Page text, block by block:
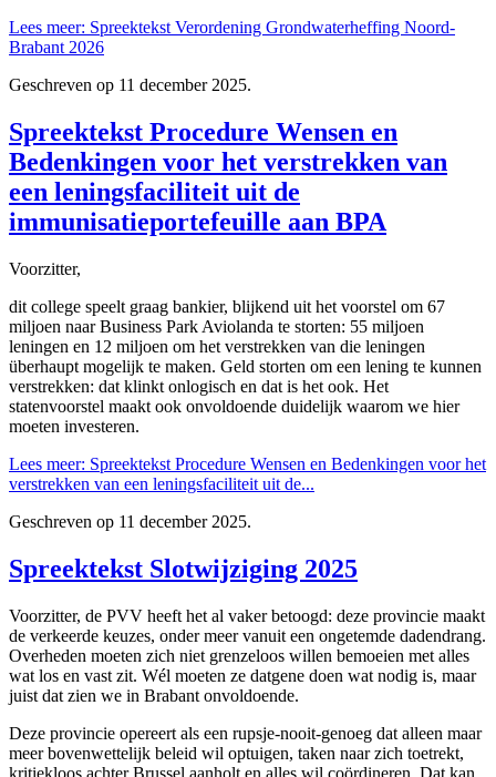
Lees meer: Spreektekst Verordening Grondwaterheffing Noord-
Brabant 2026
Geschreven op 11 december 2025.
Spreektekst Procedure Wensen en
Bedenkingen voor het verstrekken van
een leningsfaciliteit uit de
immunisatieportefeuille aan BPA
Voorzitter,
dit college speelt graag bankier, blijkend uit het voorstel om 67
miljoen naar Business Park Aviolanda te storten: 55 miljoen
leningen en 12 miljoen om het verstrekken van die leningen
überhaupt mogelijk te maken. Geld storten om een lening te kunnen
verstrekken: dat klinkt onlogisch en dat is het ook. Het
statenvoorstel maakt ook onvoldoende duidelijk waarom we hier
moeten investeren.
Lees meer: Spreektekst Procedure Wensen en Bedenkingen voor het
verstrekken van een leningsfaciliteit uit de...
Geschreven op 11 december 2025.
Spreektekst Slotwijziging 2025
Voorzitter, de PVV heeft het al vaker betoogd: deze provincie maakt
de verkeerde keuzes, onder meer vanuit een ongetemde dadendrang.
Overheden moeten zich niet grenzeloos willen bemoeien met alles
wat los en vast zit. Wél moeten ze datgene doen wat nodig is, maar
juist dat zien we in Brabant onvoldoende.
Deze provincie opereert als een rupsje-nooit-genoeg dat alleen maar
meer bovenwettelijk beleid wil optuigen, taken naar zich toetrekt,
kritiekloos achter Brussel aanholt en alles wil coördineren. Dat kan